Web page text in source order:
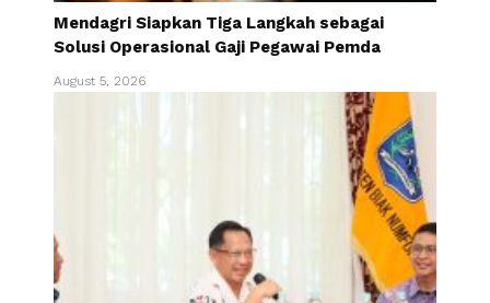
Mendagri Siapkan Tiga Langkah sebagai
Solusi Operasional Gaji Pegawai Pemda
August 5, 2026